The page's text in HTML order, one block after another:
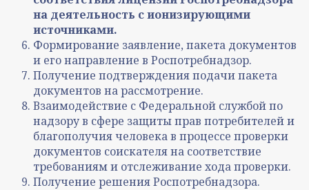
на деятельность с ионизирующими
источниками.
Формирование заявление, пакета документов
и его направление в Роспотребнадзор.
Получение подтверждения подачи пакета
документов на рассмотрение.
Взаимодействие с Федеральной службой по
надзору в сфере защиты прав потребителей и
благополучия человека в процессе проверки
документов соискателя на соответствие
требованиям и отслеживание хода проверки.
Получение решения Роспотребнадзора.